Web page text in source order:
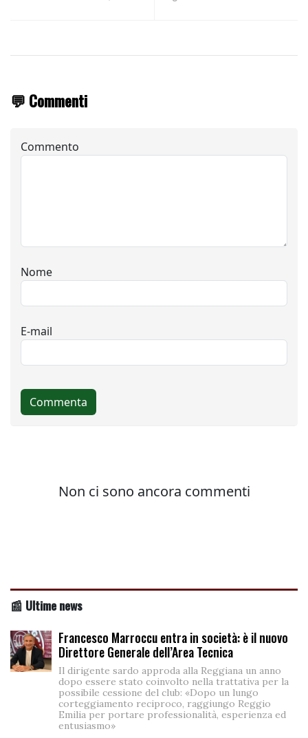
💬 Commenti
📰 Ultime news
Francesco Marroccu entra in società: è il nuovo
Direttore Generale dell’Area Tecnica
Il dirigente sardo approda alla Reggiana un anno
dopo essere stato coinvolto nella trattativa per la
possibile cessione del club: «Dopo un lungo
corteggiamento reciproco, raggiungo Reggio
Emilia per portare professionalità, esperienza ed
entusiasmo»